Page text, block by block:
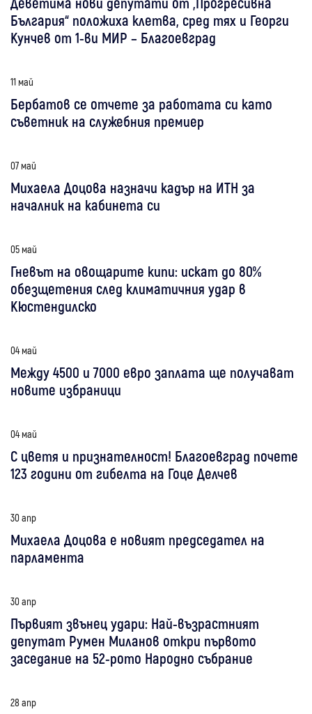
България“ положиха клетва, сред тях и Георги
Кунчев от 1-ви МИР – Благоевград
11 май
Бербатов се отчете за работата си като
съветник на служебния премиер
07 май
Михаела Доцова назначи кадър на ИТН за
началник на кабинета си
05 май
Гневът на овощарите кипи: искат до 80%
обезщетения след климатичния удар в
Кюстендилско
04 май
Между 4500 и 7000 евро заплата ще получават
новите избраници
04 май
С цветя и признателност! Благоевград почете
123 години от гибелта на Гоце Делчев
30 апр
Михаела Доцова е новият председател на
парламента
30 апр
Първият звънец удари: Най-възрастният
депутат Румен Миланов откри първото
заседание на 52-рото Народно събрание
28 апр